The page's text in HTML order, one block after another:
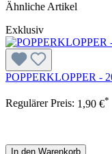
Ähnliche Artikel
Exklusiv
POPPERKLOPPER -
Regulärer Preis: 1,90 €*
In den Warenkorb